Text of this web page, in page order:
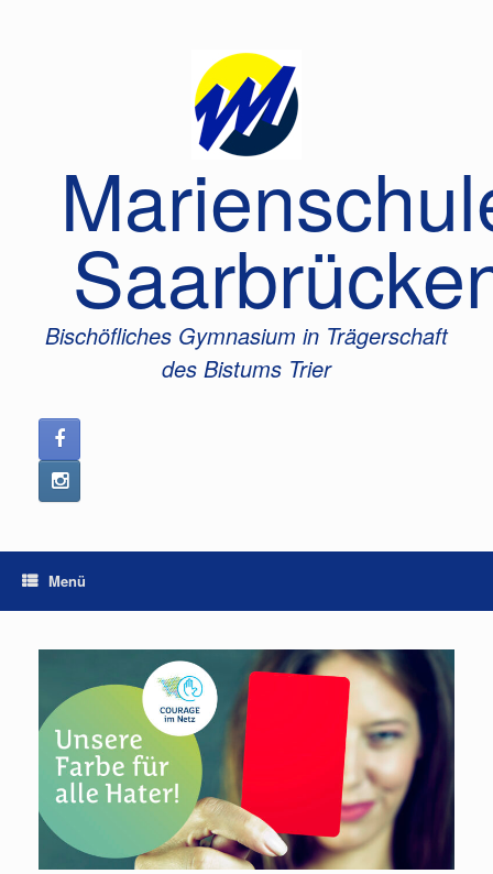
Bischöfliches Gymnasium in Trägerschaft
des Bistums Trier
Menü